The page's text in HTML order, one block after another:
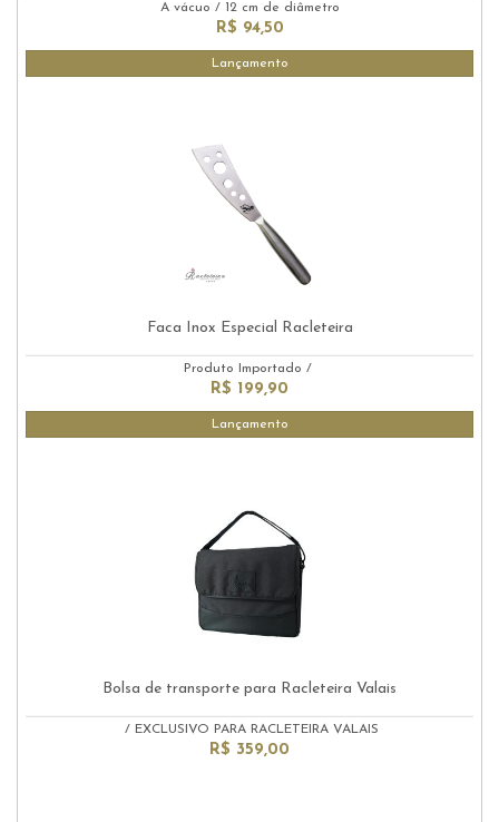
A vácuo / 12 cm de diâmetro
R$ 94,50
Lançamento
Faca Inox Especial Racleteira
Produto Importado /
R$ 199,90
Lançamento
Bolsa de transporte para Racleteira Valais
/ EXCLUSIVO PARA RACLETEIRA VALAIS
R$ 359,00